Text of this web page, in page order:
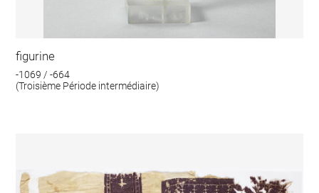
figurine
-1069 / -664
(Troisième Période intermédiaire)